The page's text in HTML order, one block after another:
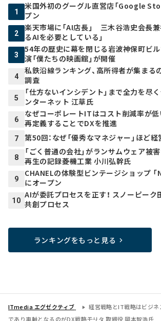
1
米国外初のグーグル直営店「Google
プン
2
楽天市場に「AI店長」 三木谷浩史会長兼
るAIを必要としている」
3
54年の歴史に幕を閉じる岩波神保町ビル
演「僕たちの映画館」が開催
4
私鉄沿線ランキング、高所得者が集ま
調査
5
「仕方ないインシデント」まで全力を尽
ンターネット 江草氏
6
なぜコーポレートITはコスト削減率が低
再定義することでDXを推進
7 第50回：なぜ「優秀なマネジャー」ほど
8
「ごく普通の会社」がランサムウェア被
再生の記録――菱機工業 小川弘幹氏
9
CHANELの体験型ビンテージショップ 「
にオープン
10
AIが委託プロセスを正す！ スノーピーク
共創プロセス
ランキングをもっと見る
ITmedia エグゼクティブ
経営戦略とIT戦略はビジ
であり車軸となるのがDX戦略――モリタ 取締役 岡本智浩氏